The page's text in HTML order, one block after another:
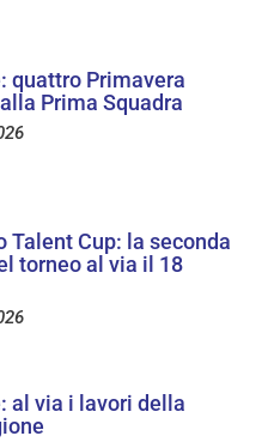
quattro Primavera
Prima Squadra
Talent Cup: la seconda
torneo al via il 18
al via i lavori della